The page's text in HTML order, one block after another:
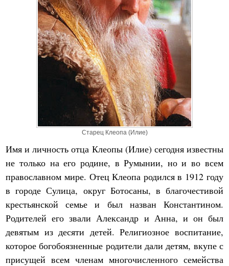
Старец Клеопа (Илие)
Имя и личность отца Клеопы (Илие) сегодня известны
не только на его родине, в Румынии, но и во всем
православном мире. Отец Клеопа родился в 1912 году
в городе Сулица, округ Ботосаны, в благочестивой
крестьянской семье и был назван Константином.
Родителей его звали Александр и Анна, и он был
девятым из десяти детей. Религиозное воспитание,
которое богобоязненные родители дали детям, вкупе с
присущей всем членам многочисленного семейства